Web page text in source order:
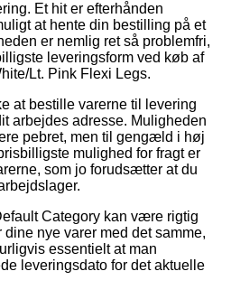
Et hit er efterhånden
at hente din bestilling på et
er nemlig ret så problemfri,
leveringsform ved køb af
Lt. Pink Flexi Legs.
at bestille varerne til levering
arbejdes adresse. Muligheden
pebret, men til gengæld i høj
mulighed for fragt er
som jo forudsætter at du
Category kan være rigtig
nye varer med det samme,
essentielt at man
leveringsdato for det aktuelle